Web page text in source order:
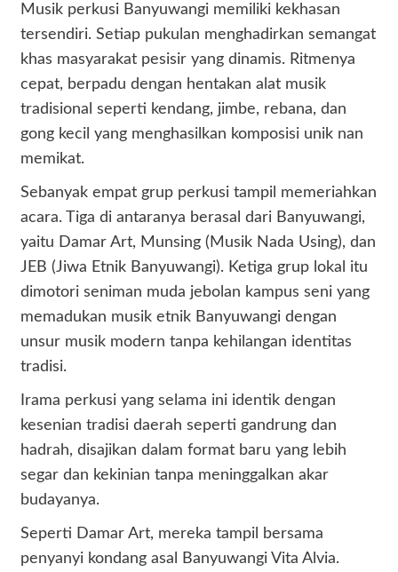
Musik perkusi Banyuwangi memiliki kekhasan
tersendiri. Setiap pukulan menghadirkan semangat
khas masyarakat pesisir yang dinamis. Ritmenya
cepat, berpadu dengan hentakan alat musik
tradisional seperti kendang, jimbe, rebana, dan
gong kecil yang menghasilkan komposisi unik nan
memikat.
Sebanyak empat grup perkusi tampil memeriahkan
acara. Tiga di antaranya berasal dari Banyuwangi,
yaitu Damar Art, Munsing (Musik Nada Using), dan
JEB (Jiwa Etnik Banyuwangi). Ketiga grup lokal itu
dimotori seniman muda jebolan kampus seni yang
memadukan musik etnik Banyuwangi dengan
unsur musik modern tanpa kehilangan identitas
tradisi.
Irama perkusi yang selama ini identik dengan
kesenian tradisi daerah seperti gandrung dan
hadrah, disajikan dalam format baru yang lebih
segar dan kekinian tanpa meninggalkan akar
budayanya.
Seperti Damar Art, mereka tampil bersama
penyanyi kondang asal Banyuwangi Vita Alvia.